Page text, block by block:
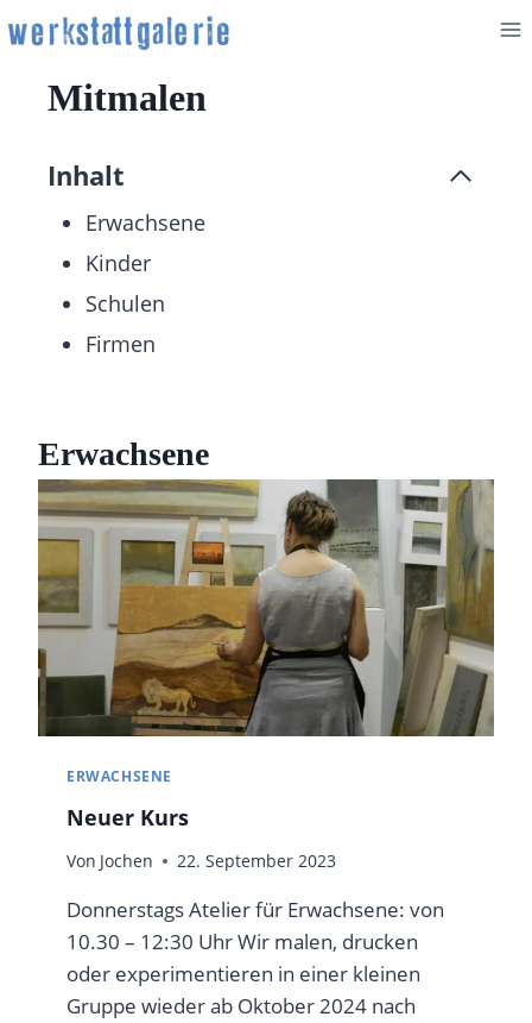
Inhalt
springenMitmalen
Inhalt
Erwachsene
Kinder
Schulen
Firmen
Erwachsene
ERWACHSENE
Neuer Kurs
Von Jochen 22. September 2023
Donnerstags Atelier für Erwachsene: von
10.30 – 12:30 Uhr Wir malen, drucken
oder experimentieren in einer kleinen
Gruppe wieder ab Oktober 2024 nach